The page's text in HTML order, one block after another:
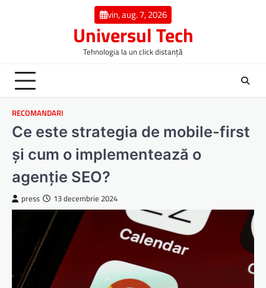
vin, aug. 7, 2026
Universul Tech
Tehnologia la un click distanță
RECOMANDARI
Ce este strategia de mobile-first
și cum o implementează o
agenție SEO?
press 13 decembrie 2024